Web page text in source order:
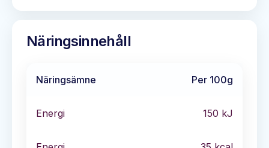
Näringsinnehåll
Näringsämne Per 100g
Energi 150 kJ